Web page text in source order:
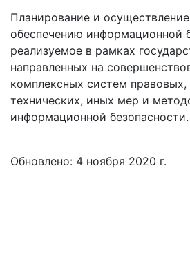
Планирование и
обеспечению информационной
реализуемое в рамках
направленных на
комплексных систем правовых,
технических, иных мер и
информационной безопасности.
Обновлено: 4 ноября 2020 г.